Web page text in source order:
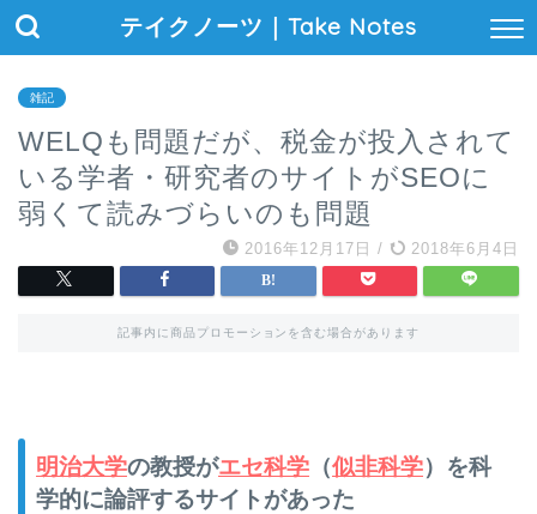
テイクノーツ｜Take Notes
雑記
WELQも問題だが、税金が投入されて
いる学者・研究者のサイトがSEOに
弱くて読みづらいのも問題
2016年12月17日 / 2018年6月4日
記事内に商品プロモーションを含む場合があります
明治大学の教授がエセ科学 （似非科学）を科
学的に論評するサイトがあった